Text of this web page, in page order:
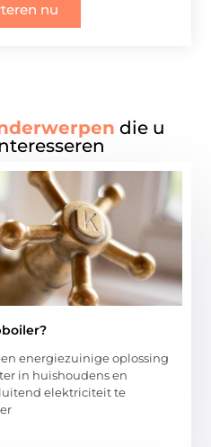
nu
die u
energiezuinige oplossing
in huishoudens en
elektriciteit te